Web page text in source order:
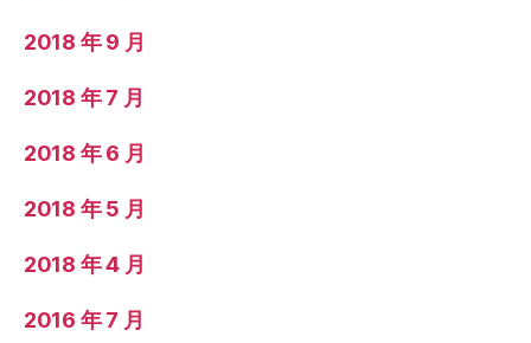
2018 年 9 月
2018 年 7 月
2018 年 6 月
2018 年 5 月
2018 年 4 月
2016 年 7 月